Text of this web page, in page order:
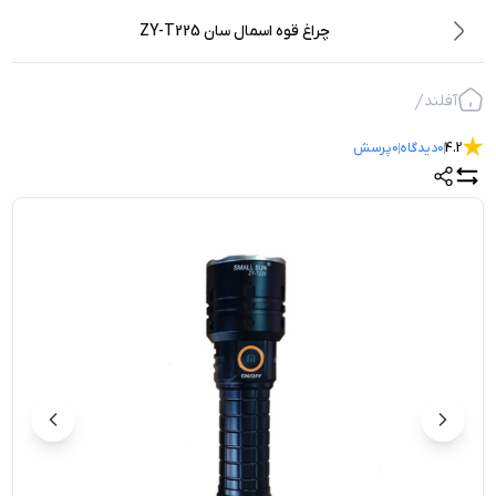
چراغ قوه اسمال سان ZY-T225
آفلند
4.2
0دیدگاه0پرسش